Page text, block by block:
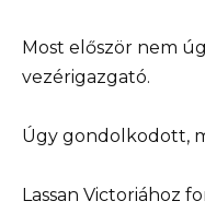
Most először nem
vezérigazgató.
Úgy gondolkodott,
Lassan Victoriához